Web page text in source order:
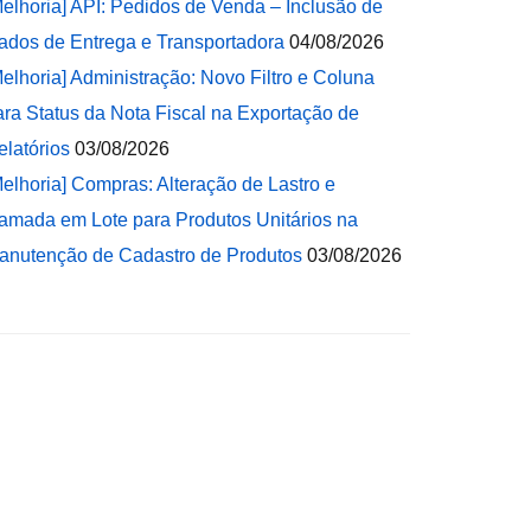
API: Pedidos de Venda – Inclusão de
de Entrega e Transportadora 04/08/2026
Administração: Novo Filtro e Coluna
Status da Nota Fiscal na Exportação de
03/08/2026
Compras: Alteração de Lastro e
em Lote para Produtos Unitários na
de Cadastro de Produtos 03/08/2026